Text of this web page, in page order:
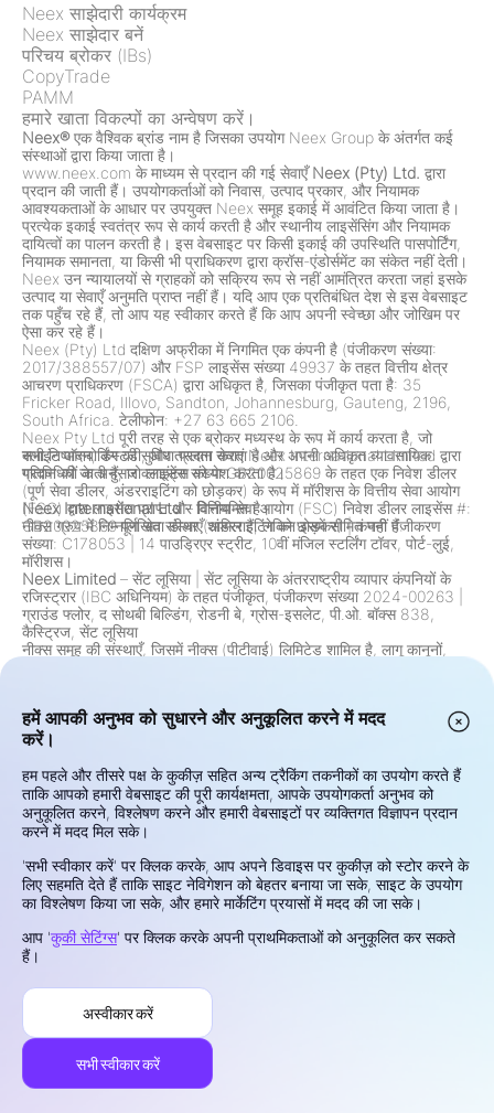
Neex साझेदारी कार्यक्रम
Neex साझेदार बनें
परिचय ब्रोकर (IBs)
CopyTrade
PAMM
हमारे खाता विकल्पों का अन्वेषण करें।
Neex®एक वैश्विक ब्रांड नाम है जिसका उपयोग Neex Group के अंतर्गत कई
संस्थाओं द्वारा किया जाता है।
www.neex.com के माध्यम से प्रदान की गई सेवाएँNeex (Pty) Ltd. द्वारा
प्रदान की जाती हैं। उपयोगकर्ताओं को निवास, उत्पाद प्रकार, और नियामक
आवश्यकताओं के आधार पर उपयुक्त Neex समूह इकाई में आवंटित किया जाता है।
प्रत्येक इकाई स्वतंत्र रूप से कार्य करती है और स्थानीय लाइसेंसिंग और नियामक
दायित्वों का पालन करती है। इस वेबसाइट पर किसी इकाई की उपस्थिति पासपोर्टिंग,
नियामक समानता, या किसी भी प्राधिकरण द्वारा क्रॉस-एंडोर्समेंट का संकेत नहीं देती।
Neex उन न्यायालयों से ग्राहकों को सक्रिय रूप से नहीं आमंत्रित करता जहां इसके
उत्पाद या सेवाएँ अनुमति प्राप्त नहीं हैं। यदि आप एक प्रतिबंधित देश से इस वेबसाइट
तक पहुँच रहे हैं, तो आप यह स्वीकार करते हैं कि आप अपनी स्वेच्छा और जोखिम पर
ऐसा कर रहे हैं।
Neex (Pty) Ltd दक्षिण अफ्रीका में निगमित एक कंपनी है (पंजीकरण संख्या:
2017/388557/07) और FSP लाइसेंस संख्या 49937 के तहत वित्तीय क्षेत्र
आचरण प्राधिकरण (FSCA) द्वारा अधिकृत है, जिसका पंजीकृत पता है: 35
Fricker Road, Illovo, Sandton, Johannesburg, Gauteng, 2196,
South Africa. टेलीफोन: +27 63 665 2106.
Neex Pty Ltd पूरी तरह से एक ब्रोकर मध्यस्थ के रूप में कार्य करता है, जो
क्लाइंट ऑनबोर्डिंग की सुविधा प्रदान करता है और अपनी अधिकृत व्यावसायिक
गतिविधियों के अनुसार क्लाइंट्स को पेश करता है।
सभी निष्पादन, कस्टडी, और तरलता सेवाएं Neex International Limited द्वारा
प्रदान की जाती हैं, जो लाइसेंस संख्या GB20025869 के तहत एक निवेश डीलर
(पूर्ण सेवा डीलर, अंडरराइटिंग को छोड़कर) के रूप में मॉरीशस के वित्तीय सेवा आयोग
(FSC) द्वारा लाइसेंस प्राप्त और विनियमित है।
नीक्स ग्रुप में निम्नलिखित संस्थाएँ शामिल हैं, लेकिन इसमें सीमित नहीं हैं:
Neex International Ltd– वित्तीय सेवा आयोग (FSC) निवेश डीलर लाइसेंस #:
GB20025869 पूर्ण सेवा डीलर (अंडरराइटिंग को छोड़कर)|कंपनी पंजीकरण
संख्या: C178053
14 पाउड्रिएर स्ट्रीट, 10वीं मंजिल स्टर्लिंग टॉवर, पोर्ट-लुई,
मॉरीशस।
Neex Limited – सेंट लूसिया
सेंट लूसिया के अंतरराष्ट्रीय व्यापार कंपनियों के
रजिस्ट्रार (IBC अधिनियम) के तहत पंजीकृत, पंजीकरण संख्या 2024-00263
ग्राउंड फ्लोर, द सोथबी बिल्डिंग, रोडनी बे, ग्रोस-इसलेट, पी.ओ. बॉक्स 838,
कैस्ट्रिज, सेंट लूसिया
नीक्स समूह की संस्थाएँ, जिसमें नीक्स (पीटीवाई) लिमिटेड शामिल है, लागू कानूनों,
निवासियों पर प्रतिबंध शामिल हैं जहाँ ऐसे प्रस्ताव कानून या नियम द्वारा निषिद्ध हैं।
समूह लगातार नियामक परिवर्तनों के अनुसार अपनी सीमाओं की समीक्षा और अद्यतन
जोखिम चेतावनी:अनुबंधों के लिए अंतर (CFDs) और विदेशी मुद्रा (फॉरेक्स) लीवरेज
उत्पाद हैं और इसमें पूंजी के तेजी से नुकसान का उच्च जोखिम होता है। ऐसे उपकरणों
का व्यापार सभी निवेशकों के लिए उपयुक्त नहीं हो सकता है। आपके लाभ या हानि की
संभावना सीधे बाजार मूल्य में उतार-चढ़ाव से जुड़ी होती है। व्यापार करने से पहले,
अपने निवेश लक्ष्यों, अनुभव के स्तर, वित्तीय स्थिति और जोखिम सहिष्णुता पर ध्यान से
विचार करें। यदि आप जोखिमों या व्यापार की शर्तों के बारे में सुनिश्चित नहीं हैं, तो एक
योग्य वित्तीय सलाहकार से स्वतंत्र सलाह लें। उन फंडों के साथ व्यापार न करें जिन्हें
आप खोने का जोखिम नहीं उठा सकते।
उपयोग की शर्तें
जोखिम का खुलासा
शिकायतों का निपटान
©2026 NEEX. सभी अधिकार सुरक्षित।
हमें आपकी अनुभव को सुधारने और अनुकूलित करने में मदद
करें।
हम पहले और तीसरे पक्ष के कुकीज़ सहित अन्य ट्रैकिंग तकनीकों का उपयोग करते हैं
ताकि आपको हमारी वेबसाइट की पूरी कार्यक्षमता, आपके उपयोगकर्ता अनुभव को
अनुकूलित करने, विश्लेषण करने और हमारी वेबसाइटों पर व्यक्तिगत विज्ञापन प्रदान
करने में मदद मिल सके।
'सभी स्वीकार करें' पर क्लिक करके, आप अपने डिवाइस पर कुकीज़ को स्टोर करने के
लिए सहमति देते हैं ताकि साइट नेविगेशन को बेहतर बनाया जा सके, साइट के उपयोग
का विश्लेषण किया जा सके, और हमारे मार्केटिंग प्रयासों में मदद की जा सके।
आप 'कुकी सेटिंग्स' पर क्लिक करके अपनी प्राथमिकताओं को अनुकूलित कर सकते
हैं।
अस्वीकार करें
सभी स्वीकार करें